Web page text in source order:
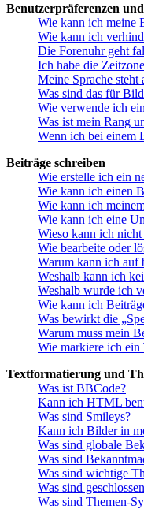
Benutzerpräferenzen
Wie kann ich meine
Wie kann ich
Die Forenuhr geht
Ich habe die
Meine Sprache
Was sind das für
Wie verwende ich
Was ist mein Rang
Wenn ich bei einem
Beiträge schreiben
Wie erstelle ich ein
Wie kann ich einen
Wie kann ich
Wie kann ich eine
Wieso kann ich
Wie bearbeite oder
Warum kann ich auf
Weshalb kann ich
Weshalb wurde ich
Wie kann ich
Was bewirkt die
Warum muss mein
Wie markiere ich ein
Textformatierung und
Was ist BBCode?
Kann ich HTML
Was sind Smileys?
Kann ich Bilder in
Was sind globale
Was sind
Was sind wichtige
Was sind
Was sind Themen-